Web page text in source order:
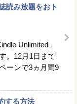
読み放題をおト
Unlimited」
。12月1日まで
ーンで3ヵ月間9
する方法